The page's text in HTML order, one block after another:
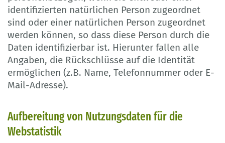
identifizierten natürlichen Person zugeordnet
sind oder einer natürlichen Person zugeordnet
werden können, so dass diese Person durch die
Daten identifizierbar ist. Hierunter fallen alle
Angaben, die Rückschlüsse auf die Identität
ermöglichen (z.B. Name, Telefonnummer oder E-
Mail-Adresse).
Aufbereitung von Nutzungsdaten für die
Webstatistik